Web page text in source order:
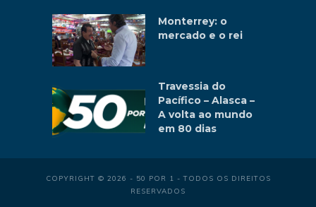
Monterrey: o
mercado e o rei
Travessia do
Pacífico – Alasca –
A volta ao mundo
em 80 dias
COPYRIGHT © 2026 - 50 POR 1 - TODOS OS DIREITOS
RESERVADOS